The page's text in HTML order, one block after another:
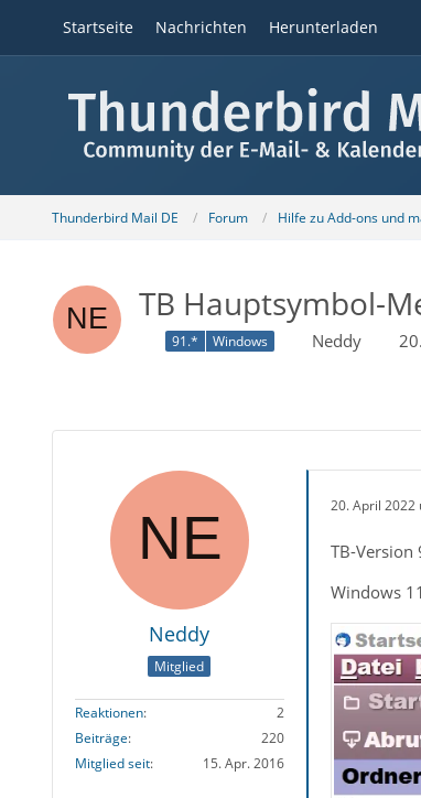
Startseite Nachrichten Herunterladen
Thunderbird Mail DE Forum Hilfe zu Add-ons und
TB Hauptsymbol-
91.* Windows Neddy
Neddy
Mitglied
Reaktionen
2
Beiträge
220
Mitglied seit
15. Apr. 2016
20. April 2022
TB-Version
Windows